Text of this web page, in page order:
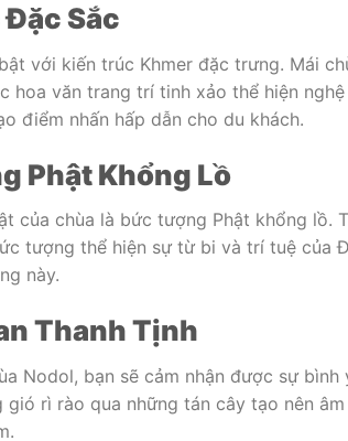
Sắc
với kiến trúc Khmer đặc trưng. Mái
hoa văn trang trí tinh xảo thể hiện
điểm nhấn hấp dẫn cho du khách.
Phật Khổng Lồ
của chùa là bức tượng Phật khổng lồ.
tượng thể hiện sự từ bi và trí tuệ của
này.
Thanh Tịnh
Nodol, bạn sẽ cảm nhận được sự
gió rì rào qua những tán cây tạo nên